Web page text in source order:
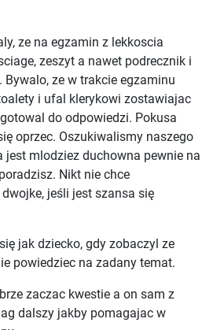
ze na egzamin z lekkoscia
zeszyt a nawet podrecznik i
ze w trakcie egzaminu
i ufal klerykowi zostawiajac
do odpowiedzi. Pokusa
oprzec. Oszukiwalismy naszego
jest mlodziez duchowna pewnie na
Nikt nie chce
jeśli jest szansa się
jak dziecko, gdy zobaczyl ze
powiedziec na zadany temat.
zaczac kwestie a on sam z
dalszy jakby pomagajac w